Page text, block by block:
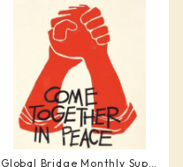
Global Bridge Monthly Supp